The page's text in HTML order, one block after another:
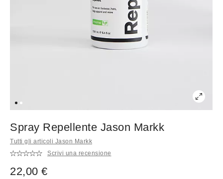
Spray Repellente Jason Markk
Tutti gli articoli Jason Markk
Scrivi una recensione
22,00 €